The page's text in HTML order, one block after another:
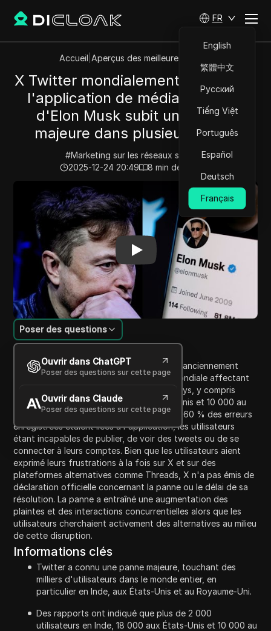
FR
English
繁體中文
Русский
Tiếng Việt
Português
Español
Deutsch
Français
Accueil Aperçus des meilleures vidéos
X Twitter mondialement en panne ;
l'application de médias sociaux
d'Elon Musk subit une panne
majeure dans plusieurs pays.
#Marketing sur les réseaux sociaux
2025-12-24 20:49
8 min de lecture
Play Video: X Twitter mondialement en panne ;
Introduction au contenu
Poser des questions
Ouvrir dans ChatGPT
Poser des questions sur cette page
Ouvrir dans Claude
Poser des questions sur cette page
Lundi, la plateforme de médias sociaux X, anciennement
Twitter, a connu une importante panne mondiale affectant
des milliers d'utilisateurs dans plusieurs pays, y compris
environ 2 000 en Inde, 18 000 aux États-Unis et 10 000 au
Royaume-Uni. Des rapports indiquent que 60 % des erreurs
enregistrées étaient liées à l'application, les utilisateurs
étant incapables de publier, de voir des tweets ou de se
connecter à leurs comptes. Bien que les utilisateurs aient
exprimé leurs frustrations à la fois sur X et sur des
plateformes alternatives comme Threads, X n'a pas émis de
déclaration officielle concernant la panne ou le délai de sa
résolution. La panne a entraîné une augmentation des
plaintes et des interactions concurrentielles alors que les
utilisateurs cherchaient activement des alternatives au milieu
de cette disruption.
Informations clés
Twitter a connu une panne majeure, touchant des
milliers d'utilisateurs dans le monde entier, en
particulier en Inde, aux États-Unis et au Royaume-Uni.
Des rapports ont indiqué que plus de 2 000
utilisateurs en Inde, 18 000 aux États-Unis et 10 000 au